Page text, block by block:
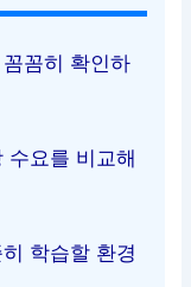
꼼히 확인하
수요를 비교해
학습할 환경